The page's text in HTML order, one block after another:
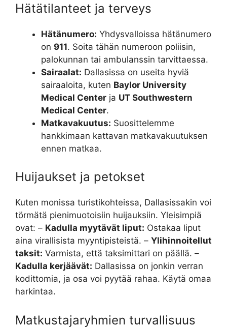
Hätätilanteet ja terveys
Hätänumero: Yhdysvalloissa hätänumero
on 911. Soita tähän numeroon poliisin,
palokunnan tai ambulanssin tarvittaessa.
Sairaalat: Dallasissa on useita hyviä
sairaaloita, kuten Baylor University
Medical Center ja UT Southwestern
Medical Center.
Matkavakuutus: Suosittelemme
hankkimaan kattavan matkavakuutuksen
ennen matkaa.
Huijaukset ja petokset
Kuten monissa turistikohteissa, Dallasissakin voi
törmätä pienimuotoisiin huijauksiin. Yleisimpiä
ovat: – Kadulla myytävät liput: Ostakaa liput
aina virallisista myyntipisteistä. – Ylihinnoitellut
taksit: Varmista, että taksimittari on päällä. –
Kadulla kerjäävät: Dallasissa on jonkin verran
kodittomia, ja osa voi pyytää rahaa. Käytä omaa
harkintaa.
Matkustajaryhmien turvallisuus